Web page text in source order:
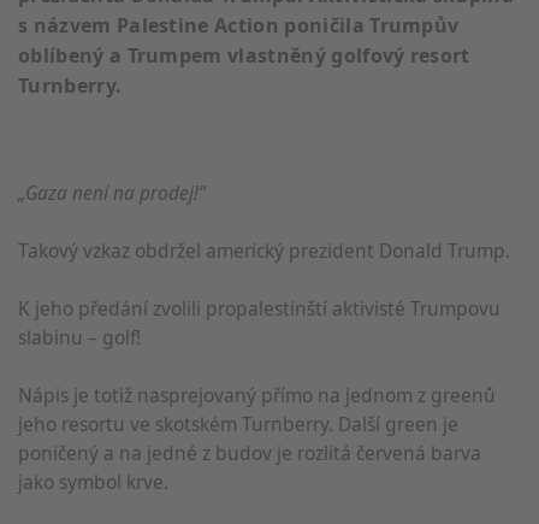
s názvem Palestine Action poničila Trumpův
oblíbený a Trumpem vlastněný golfový resort
Turnberry.
„Gaza není na prodej!“
Takový vzkaz obdržel americký prezident Donald Trump.
K jeho předání zvolili propalestinští aktivisté Trumpovu
slabinu – golf!
Nápis je totiž nasprejovaný přímo na jednom z greenů
jeho resortu ve skotském Turnberry. Další green je
poničený a na jedné z budov je rozlitá červená barva
jako symbol krve.